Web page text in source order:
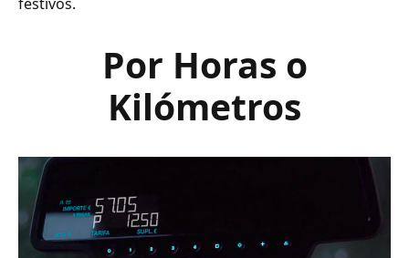
Por Horas o
Kilómetros